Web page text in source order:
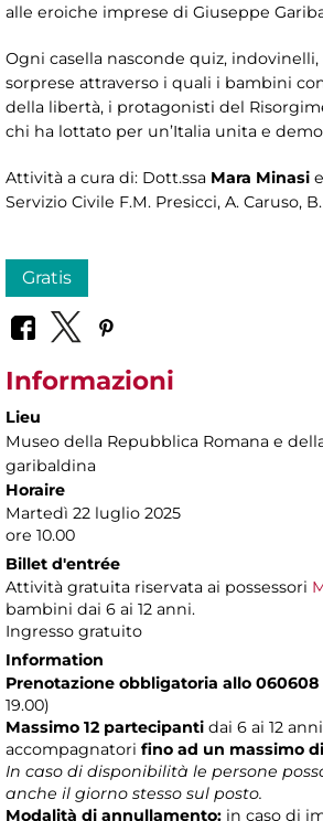
alle eroiche imprese di Giuseppe
Ogni casella nasconde quiz,
sorprese attraverso i quali i bambini
della libertà, i protagonisti del
chi ha lottato per un’Italia unita e
Attività a cura di: Dott.ssa Mara Minasi
Servizio Civile F.M. Presicci, A. Caruso,
Gratis
Informazioni
Lieu
Museo della Repubblica Romana e
garibaldina
Horaire
Martedì 22 luglio 2025
ore 10.00
Billet d'entrée
Attività gratuita riservata ai possessori
bambini dai 6 ai 12 anni.
Ingresso gratuito
Information
Prenotazione obbligatoria allo 060608
19.00)
Massimo 12 partecipanti dai 6 ai 12
accompagnatori fino ad un massimo
In caso di disponibilità le persone
anche il giorno stesso sul posto.
Modalità di annullamento: in caso di